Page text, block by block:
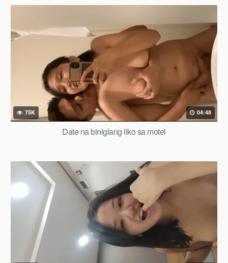
75K 04:48
Date na biniglang liko sa motel